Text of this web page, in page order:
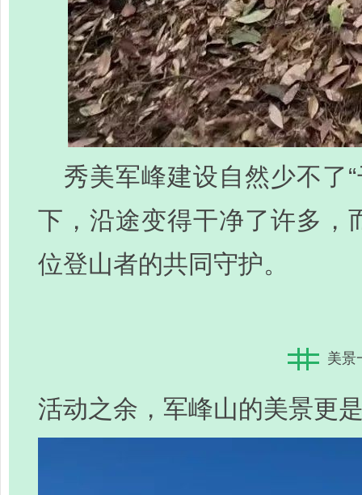
秀美军峰建设自然少不了
下，沿途变得干净了许多，
位登山者的共同守护。
美景
活动之余，军峰山的美景更